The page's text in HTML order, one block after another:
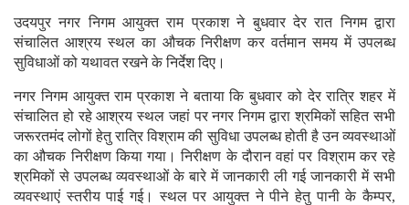
उदयपुर नगर निगम आयुक्त राम प्रकाश ने बुधवार देर रात निगम द्वारा
संचालित आश्रय स्थल का औचक निरीक्षण कर वर्तमान समय में उपलब्ध
सुविधाओं को यथावत रखने के निर्देश दिए।
नगर निगम आयुक्त राम प्रकाश ने बताया कि बुधवार को देर रात्रि शहर में
संचालित हो रहे आश्रय स्थल जहां पर नगर निगम द्वारा श्रमिकों सहित सभी
जरूरतमंद लोगों हेतु रात्रि विश्राम की सुविधा उपलब्ध होती है उन व्यवस्थाओं
का औचक निरीक्षण किया गया। निरीक्षण के दौरान वहां पर विश्राम कर रहे
श्रमिकों से उपलब्ध व्यवस्थाओं के बारे में जानकारी ली गई जानकारी में सभी
व्यवस्थाएं स्तरीय पाई गई। स्थल पर आयुक्त ने पीने हेतु पानी के कैम्पर,